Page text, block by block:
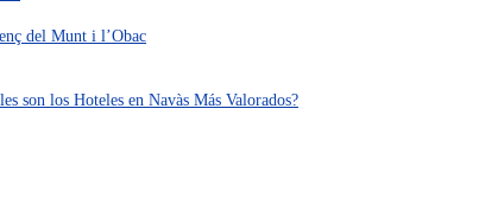
del Munt i l’Obac
son los Hoteles en Navàs Más Valorados?